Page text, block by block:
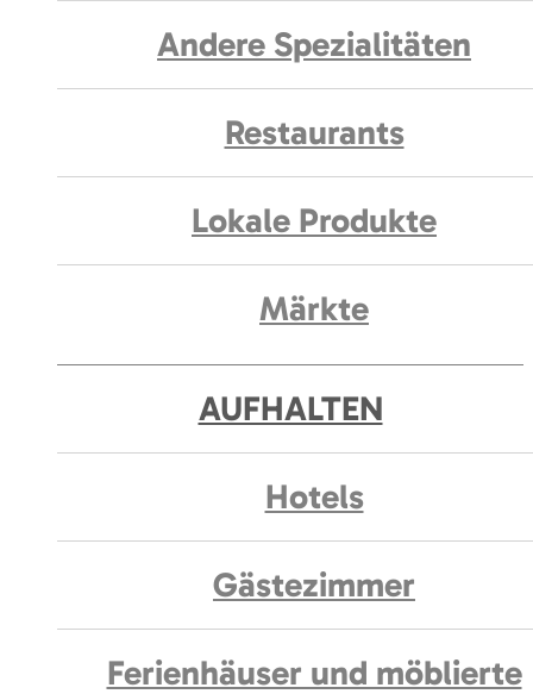
Andere Spezialitäten
Restaurants
Lokale Produkte
Märkte
AUFHALTEN
Hotels
Gästezimmer
Ferienhäuser und möblierte